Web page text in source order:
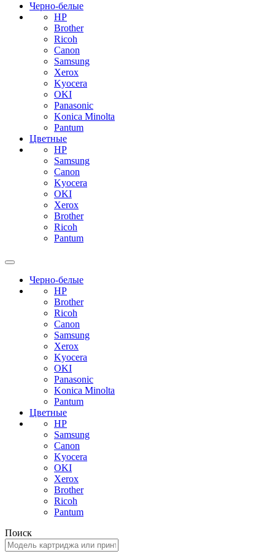
Черно-белые
HP
Brother
Ricoh
Canon
Samsung
Xerox
Kyocera
OKI
Panasonic
Konica Minolta
Pantum
Цветные
HP
Samsung
Canon
Kyocera
OKI
Xerox
Brother
Ricoh
Pantum
Черно-белые
HP
Brother
Ricoh
Canon
Samsung
Xerox
Kyocera
OKI
Panasonic
Konica Minolta
Pantum
Цветные
HP
Samsung
Canon
Kyocera
OKI
Xerox
Brother
Ricoh
Pantum
Поиск